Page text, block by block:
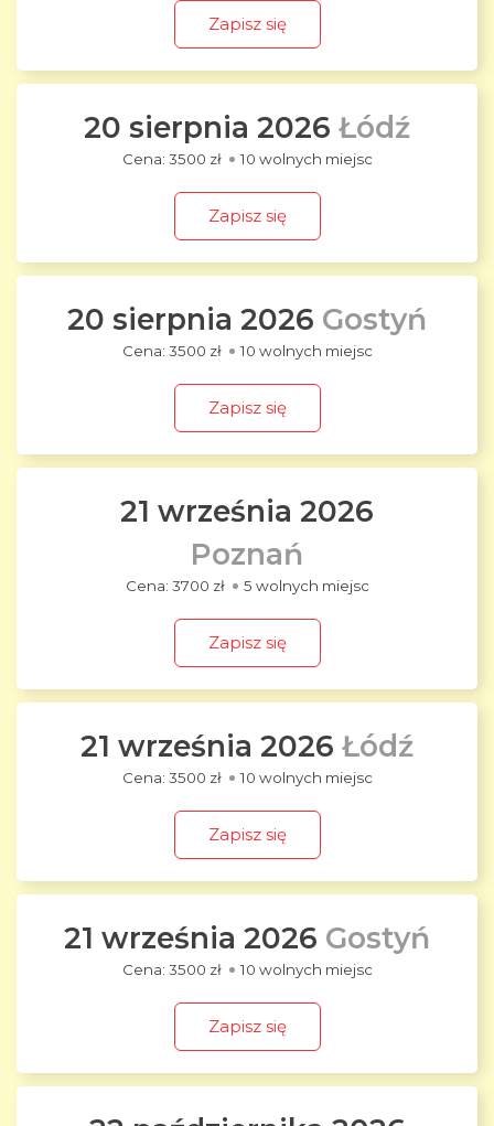
Zapisz się
20 sierpnia 2026 Łódź
3500 zł 10 wolnych miejsc
Zapisz się
20 sierpnia 2026 Gostyń
3500 zł 10 wolnych miejsc
Zapisz się
21 września 2026
Poznań
3700 zł 5 wolnych miejsc
Zapisz się
21 września 2026 Łódź
3500 zł 10 wolnych miejsc
Zapisz się
21 września 2026 Gostyń
3500 zł 10 wolnych miejsc
Zapisz się